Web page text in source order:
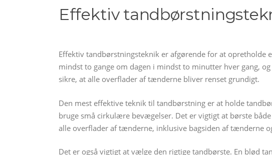
Effektiv
Effektiv tandbørstningsteknik er afgørende for at
mindst to gange om dagen i mindst to minutter hver gang,
sikre, at alle overflader af tænderne bliver renset grundigt.
Den mest effektive teknik til tandbørstning er at holde
bruge små cirkulære bevægelser. Det er vigtigt at børste
alle overflader af tænderne, inklusive bagsiden af tænderne
Det er også vigtigt at vælge den rigtige tandbørste. En blød